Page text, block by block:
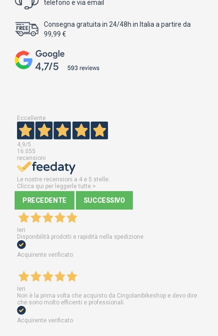
telefono e via email
Consegna gratuita in 24/48h in Italia a partire da
99,99 €
Eccellente
4,9/5
16.055
recensioni
Le nostre recensioni a 4 e 5 stelle.
Clicca qui per leggerle tutte >
PRECEDENTE SUCCESSIVO
Ieri
Disponibilità prodotti e rapidità nella spedizione
Acquirente verificato
Ieri
Non è la prima volta che acquisto da Cingolanibikeshop e devo dire
che sono molto efficenti e professionali.
Acquirente verificato